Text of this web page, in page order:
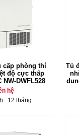
cấp phòng thí
độ cực thấp
NW-DWFL528
hệ
: 12 tháng
Tủ